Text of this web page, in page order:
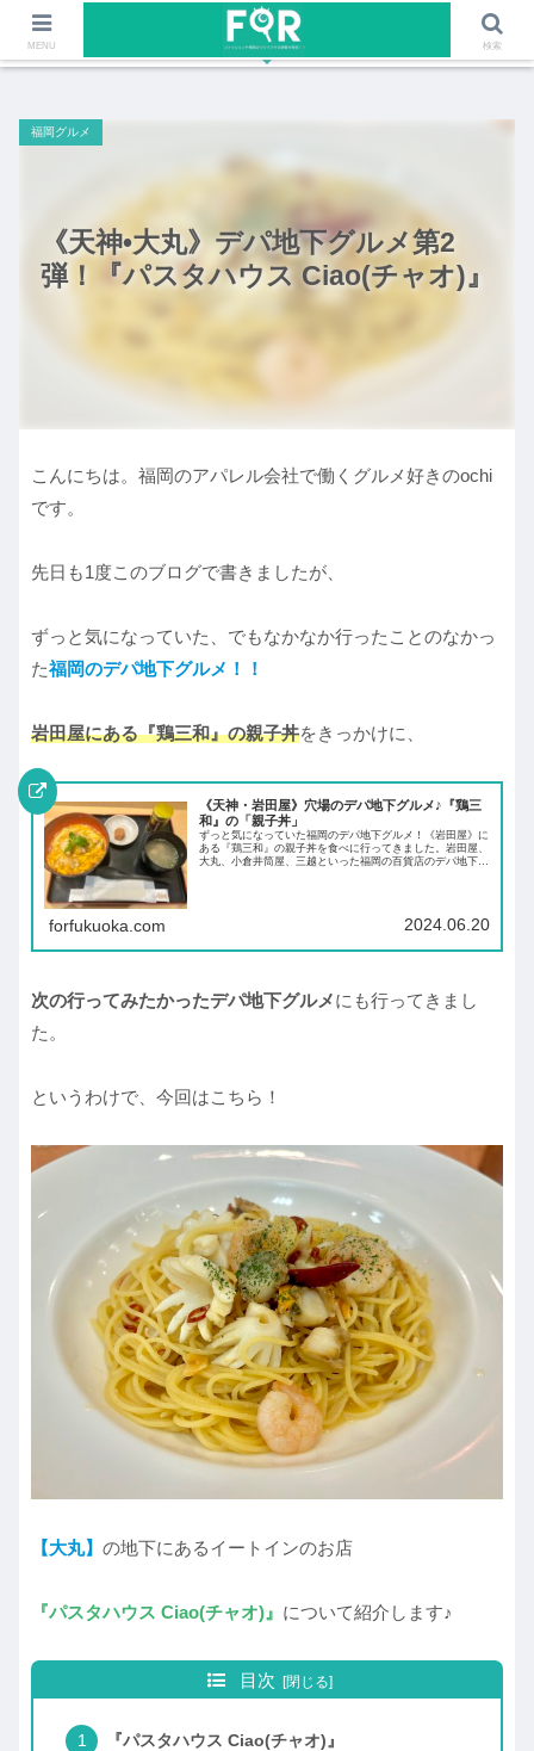
ファッションや福岡のワクワクする情報を発信！！
《天神•大丸》デパ地下グルメ第2
弾！『パスタハウス Ciao(チャオ)』
福岡グルメ
こんにちは。福岡のアパレル会社で働くグルメ好きのochi
です。
先日も1度このブログで書きましたが、
ずっと気になっていた、でもなかなか行ったことのなかっ
た福岡のデパ地下グルメ！！
岩田屋にある『鶏三和』の親子丼をきっかけに、
《天神・岩田屋》穴場のデパ地下グルメ♪『鶏三
和』の「親子丼」
ずっと気になっていた福岡のデパ地下グルメ！《岩田屋》に
ある『鶏三和』の親子丼を食べに行ってきました。岩田屋、
大丸、小倉井筒屋、三越といった福岡の百貨店のデパ地下に
forfukuoka.com 2024.06.20
次の行ってみたかったデパ地下グルメにも行ってきまし
た。
というわけで、今回はこちら！
【大丸】 の地下にあるイートインのお店
『パスタハウス Ciao(チャオ)』 について紹介します♪
目次
『パスタハウス Ciao(チャオ)』
MENU 検索